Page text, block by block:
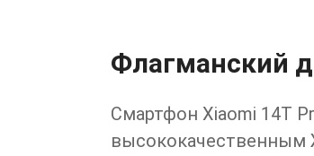
Флагманский
Смартфон Xiaomi 14T